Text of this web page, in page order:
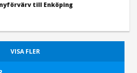
till Enköping
VISA FLER